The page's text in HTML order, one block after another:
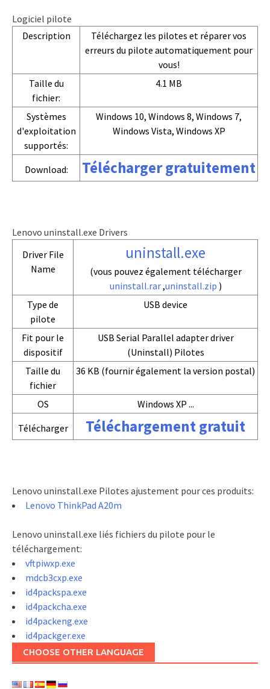
Logiciel pilote
Description
Téléchargez les pilotes et réparer vos
erreurs du pilote automatiquement pour
vous!
Taille du
fichier:
4.1 MB
Systèmes
d'exploitation
supportés:
Windows 10, Windows 8, Windows 7,
Windows Vista, Windows XP
Download: Télécharger gratuitement
Lenovo uninstall.exe Drivers
Driver File
Name
uninstall.exe
(vous pouvez également télécharger
uninstall.rar,uninstall.zip )
Type de
pilote
USB device
Fit pour le
dispositif
USB Serial Parallel adapter driver
(Uninstall) Pilotes
Taille du
fichier
36 KB (fournir également la version postal)
OS
Windows XP ...
Télécharger
Téléchargement gratuit
Lenovo uninstall.exe Pilotes ajustement pour ces produits:
Lenovo ThinkPad A20m
Lenovo uninstall.exe liés fichiers du pilote pour le
téléchargement:
vftpiwxp.exe
mdcb3cxp.exe
id4packspa.exe
id4packcha.exe
id4packeng.exe
id4packger.exe
CHOOSE OTHER LANGUAGE